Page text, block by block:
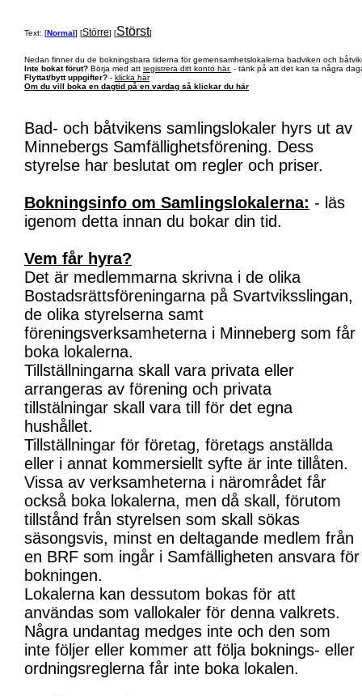
Text: [Normal] [Större] [Störst]
Nedan finner du de bokningsbara tiderna för gemensamhetslokalerna badviken och
Inte bokat förut? Börja med att registrera ditt konto här. - tänk på att det kan ta några
Flyttat/bytt uppgifter? - klicka här
Om du vill boka en dagtid på en vardag så klickar du här
Bad- och båtvikens samlingslokaler hyrs ut av
Minnebergs Samfällighetsförening. Dess
styrelse har beslutat om regler och priser.
Bokningsinfo om Samlingslokalerna: - läs
igenom detta innan du bokar din tid.
Vem får hyra?
Det är medlemmarna skrivna i de olika
Bostadsrättsföreningarna på Svartviksslingan,
de olika styrelserna samt
föreningsverksamheterna i Minneberg som får
boka lokalerna.
Tillställningarna skall vara privata eller
arrangeras av förening och privata
tillstälningar skall vara till för det egna
hushållet.
Tillställningar för företag, företags anställda
eller i annat kommersiellt syfte är inte tillåten.
Vissa av verksamheterna i närområdet får
också boka lokalerna, men då skall, förutom
tillstånd från styrelsen som skall sökas
säsongsvis, minst en deltagande medlem från
en BRF som ingår i Samfälligheten ansvara för
bokningen.
Lokalerna kan dessutom bokas för att
användas som vallokaler för denna valkrets.
Några undantag medges inte och den som
inte följer eller kommer att följa boknings- eller
ordningsreglerna får inte boka lokalen.